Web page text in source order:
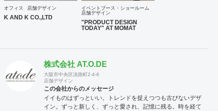
オフィス 店舗デザイン
K AND K CO.,LTD
イベントブース・ショールーム
店舗デザイン
"PRODUCT DESIGN
TODAY" AT MOMAT
株式会社 AT.O.DE
大阪市中央区淡路町2-4-6
店舗デザイン
この会社からのメッセージ
イイものはずっといい。トレンドを捉えつつも古びないデザ
イン。ずっと新しく、ずっと愛され、記憶に残る。時を経て